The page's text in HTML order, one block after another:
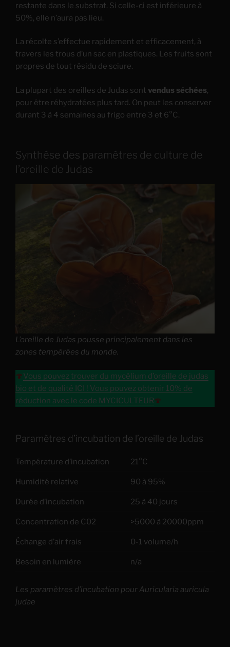
restante dans le substrat. Si celle-ci est inférieure à
50%, elle n’aura pas lieu.
La récolte s’effectue rapidement et efficacement, à
travers les trous d’un sac en plastiques. Les fruits sont
propres de tout résidu de sciure.
La plupart des oreilles de Judas sont vendus séchées,
pour être réhydratées plus tard. On peut les conserver
durant 3 à 4 semaines au frigo entre 3 et 6°C.
Synthèse des paramètres de culture de
l’oreille de Judas
L’oreille de Judas pousse principalement dans les
zones tempérées du monde.
🍄Vous pouvez trouver du mycélium d’oreille de judas
bio et de qualité ICI ! Vous pouvez obtenir 10% de
réduction avec le code MYCICULTEUR🍄
Paramètres d’incubation de l’oreille de Judas
Température d’incubation 21°C
Humidité relative 90 à 95%
Durée d’incubation 25 à 40 jours
Concentration de C02 >5000 à 20000ppm
Échange d’air frais 0-1 volume/h
Besoin en lumière n/a
Les paramètres d’incubation pour Auricularia auricula
judae